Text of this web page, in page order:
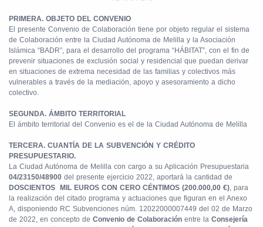
PRIMERA. OBJETO DEL CONVENIO
El presente Convenio de Colaboración tiene por objeto regular el sistema
de Colaboración entre la Ciudad Autónoma de Melilla y la Asociación
Islámica “BADR”, para el desarrollo del programa “HÁBITAT”, con el fin de
prevenir situaciones de exclusión social y residencial que puedan derivar
en situaciones de extrema necesidad de las familias y colectivos más
vulnerables a través de la mediación, apoyo y asesoramiento a dicho
colectivo.
SEGUNDA. ÁMBITO TERRITORIAL
El ámbito territorial del Convenio es el de la Ciudad Autónoma de Melilla
TERCERA. CUANTÍA DE LA SUBVENCIÓN Y CRÉDITO
PRESUPUESTARIO.
La Ciudad Autónoma de Melilla con cargo a su Aplicación Presupuestaria
04/23150/48900 del presente ejercicio 2022, aportará la cantidad de
DOSCIENTOS
MIL EUROS CON CERO CÉNTIMOS (200.000,00 €), para
la realización del citado programa y actuaciones que figuran en el Anexo
A, disponiendo RC Subvenciones núm. 12022000007449 del 02 de Marzo
de 2022, en concepto de Convenio de Colaboración entre la Consejería